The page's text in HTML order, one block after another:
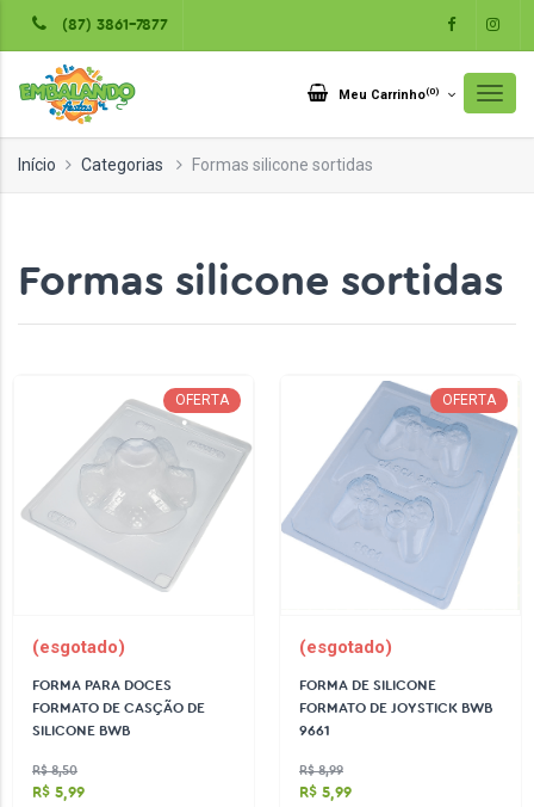
(87) 3861-7877
Meu Carrinho(0)
Início Categorias Formas silicone sortidas
Formas silicone sortidas
OFERTA
(esgotado)
FORMA PARA DOCES
FORMATO DE CASÇÃO DE
SILICONE BWB
R$ 8,50
R$ 5,99
OFERTA
(esgotado)
FORMA DE SILICONE
FORMATO DE JOYSTICK BWB
9661
R$ 8,99
R$ 5,99